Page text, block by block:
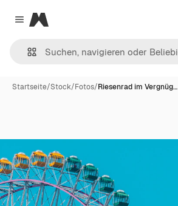
Close menu
Magnific
Startseite/Stock/Fotos/Riesenrad im Vergnüg…